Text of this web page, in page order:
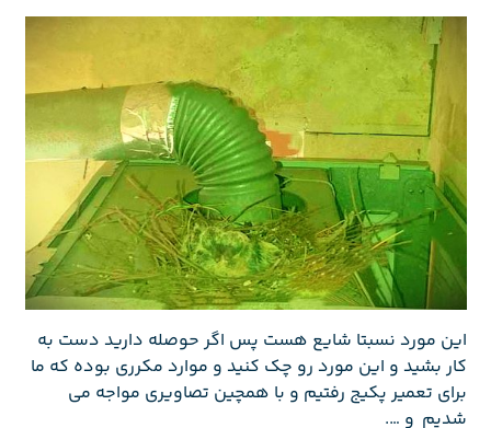
این مورد نسبتا شایع هست پس اگر حوصله دارید دست به
کار بشید و این مورد رو چک کنید و موارد مکرری بوده که ما
برای تعمیر پکیج رفتیم و با همچین تصاویری مواجه می
شدیم و ….